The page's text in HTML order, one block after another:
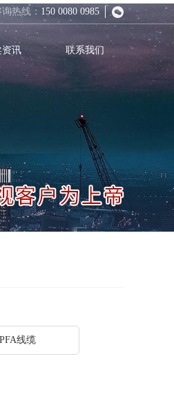
询热线： 150 0080 0985
讯 联系我们
PFA线缆